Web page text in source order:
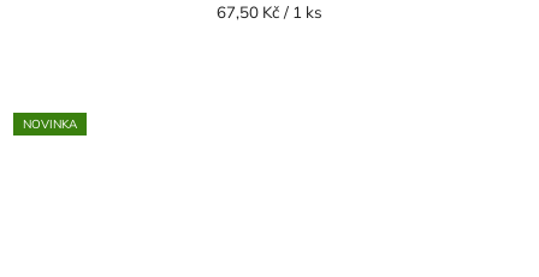
Měrná
67,50 Kč / 1 ks
NOVINKA